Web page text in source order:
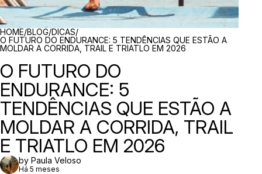
BREADCRUMBS
HOME/BLOG/DICAS/
O FUTURO DO ENDURANCE: 5 TENDÊNCIAS QUE ESTÃO A
MOLDAR A CORRIDA, TRAIL E TRIATLO EM 2026
O FUTURO DO
ENDURANCE: 5
TENDÊNCIAS QUE ESTÃO A
MOLDAR A CORRIDA, TRAIL
E TRIATLO EM 2026
by Paula Veloso
Há 5 meses